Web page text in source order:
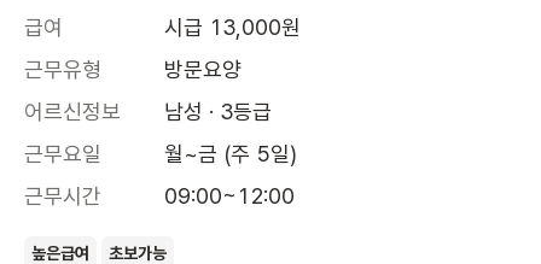
급여
시급 13,000원
근무유형
방문요양
어르신정보
남성 · 3등급
근무요일
월~금 (주 5일)
근무시간
09:00~12:00
높은급여 초보가능